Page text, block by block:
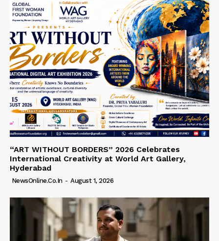
“ART WITHOUT BORDERS” 2026 Celebrates
International Creativity at World Art Gallery,
Hyderabad
NewsOnline.co.in - August 1, 2026